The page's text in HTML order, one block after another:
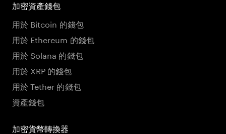
加密資產錢包
用於 Bitcoin 的錢包
用於 Ethereum 的錢包
用於 Solana 的錢包
用於 XRP 的錢包
用於 Tether 的錢包
資產錢包
加密貨幣轉換器